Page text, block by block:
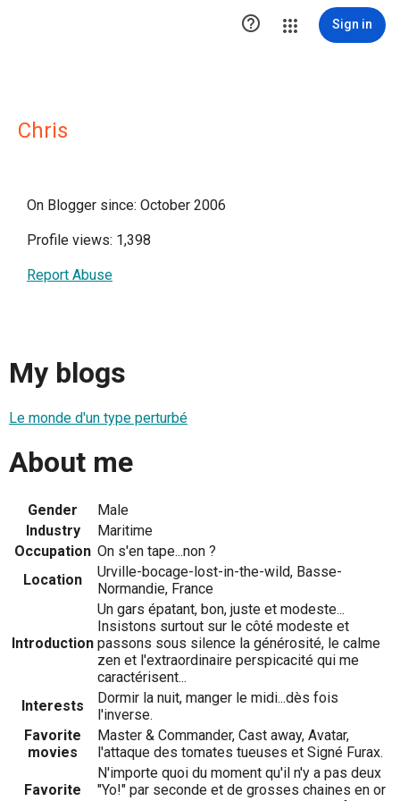
 Sign in
Chris
On Blogger since: October 2006
Profile views: 1,398
Report Abuse
My blogs
Le monde d'un type perturbé
About me
Gender
Male
Industry
Maritime
Occupation On s'en tape...non ?
Location
Urville-bocage-lost-in-the-wild, Basse-
Normandie, France
Introduction
Un gars épatant, bon, juste et modeste...
Insistons surtout sur le côté modeste et
passons sous silence la générosité, le calme
zen et l'extraordinaire perspicacité qui me
caractérisent...
Interests
Dormir la nuit, manger le midi...dès fois
l'inverse.
Favorite
movies
Master & Commander, Cast away, Avatar,
l'attaque des tomates tueuses et Signé Furax.
Favorite
N'importe quoi du moment qu'il n'y a pas deux
"Yo!" par seconde et de grosses chaines en or